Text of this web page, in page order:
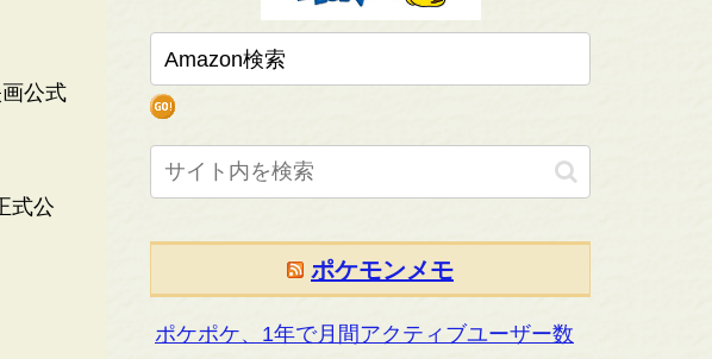
公式
式公
ポケモンメモ
ポケポケ、1年で月間アクティブユーザー数